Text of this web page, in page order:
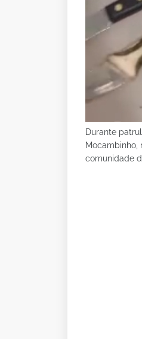
Durante
Mocambinho,
comunidade